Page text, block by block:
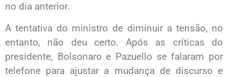
no dia anterior.
A tentativa do ministro de diminuir a tensão, no
entanto, não deu certo. Após as críticas do
presidente, Bolsonaro e Pazuello se falaram por
telefone para ajustar a mudança de discurso e